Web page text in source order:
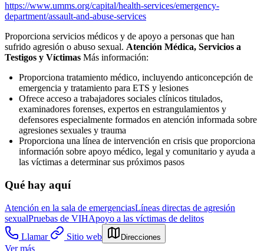
https://www.umms.org/capital/health-services/emergency-
department/assault-and-abuse-services
Proporciona servicios médicos y de apoyo a personas que han
sufrido agresión o abuso sexual. Atención Médica, Servicios a
Testigos y Víctimas Más información:
Proporciona tratamiento médico, incluyendo anticoncepción de
emergencia y tratamiento para ETS y lesiones
Ofrece acceso a trabajadores sociales clínicos titulados,
examinadores forenses, expertos en estrangulamientos y
defensores especialmente formados en atención informada sobre
agresiones sexuales y trauma
Proporciona una línea de intervención en crisis que proporciona
información sobre apoyo médico, legal y comunitario y ayuda a
las víctimas a determinar sus próximos pasos
Qué hay aquí
Atención en la sala de emergenciasLíneas directas de agresión
sexualPruebas de VIHApoyo a las víctimas de delitos
Llamar
Sitio web Direcciones
Ver más